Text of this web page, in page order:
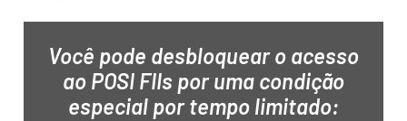
Você pode desbloquear o acesso
ao POSI FIIs por uma condição
especial por tempo limitado: